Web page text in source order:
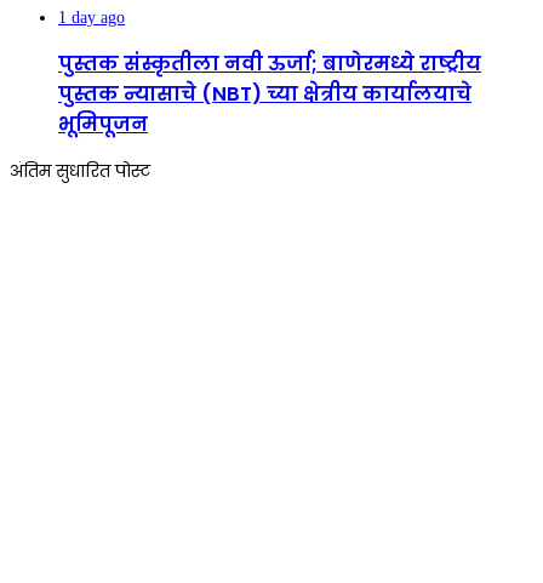
1 day ago
पुस्तक संस्कृतीला नवी ऊर्जा; बाणेरमध्ये राष्ट्रीय
पुस्तक न्यासाचे (NBT) च्या क्षेत्रीय कार्यालयाचे
भूमिपूजन
अंतिम सुधारित पोस्ट